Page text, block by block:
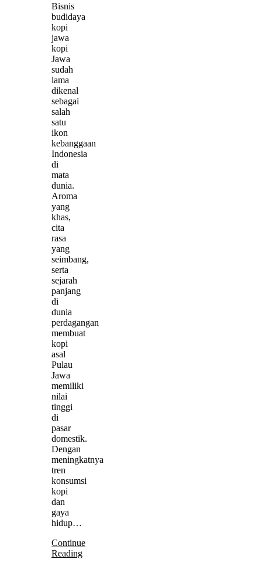
Bisnis
budidaya
kopi
jawa
kopi
Jawa
sudah
lama
dikenal
sebagai
salah
satu
ikon
kebanggaan
Indonesia
di
mata
dunia.
Aroma
yang
khas,
cita
rasa
yang
seimbang,
serta
sejarah
panjang
di
dunia
perdagangan
membuat
kopi
asal
Pulau
Jawa
memiliki
nilai
tinggi
di
pasar
domestik.
Dengan
meningkatnya
tren
konsumsi
kopi
dan
gaya
hidup…
Continue
Reading